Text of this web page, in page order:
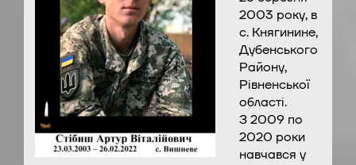
2003 року, в
с. Княгинине,
Дубенського
Району,
Рівненської
області.
З 2009 по
2020 роки
навчався у